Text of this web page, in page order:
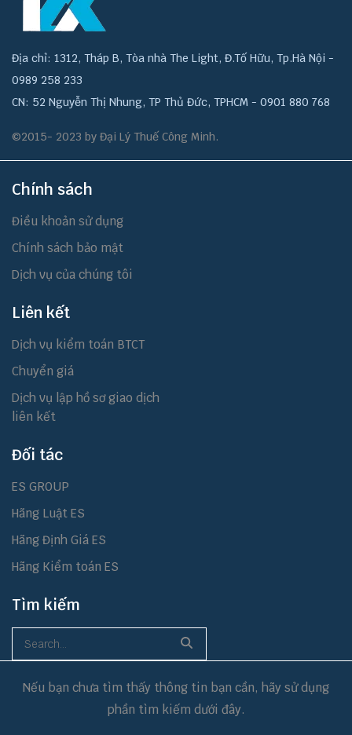
Địa chỉ: 1312, Tháp B, Tòa nhà The Light, Đ.Tố Hữu, Tp.Hà Nội -
0989 258 233
CN: 52 Nguyễn Thị Nhung, TP Thủ Đức, TPHCM - 0901 880 768
©2015- 2023 by Đại Lý Thuế Công Minh.
Chính sách
Điều khoản sử dụng
Chính sách bảo mật
Dịch vụ của chúng tôi
Liên kết
Dịch vụ kiểm toán BTCT
Chuyển giá
Dịch vụ lập hồ sơ giao dịch
liên kết
Đối tác
ES GROUP
Hãng Luật ES
Hãng Định Giá ES
Hãng Kiểm toán ES
Tìm kiếm
Nếu bạn chưa tìm thấy thông tin bạn cần, hãy sử dụng
phần tìm kiếm dưới đây.